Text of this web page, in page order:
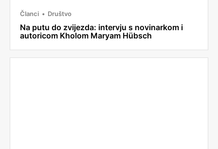
Članci Društvo
Na putu do zvijezda: intervju s novinarkom i
autoricom Kholom Maryam Hübsch